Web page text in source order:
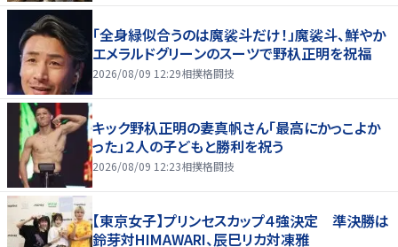
「全身緑似合うのは魔裟斗だけ！」魔裟斗、鮮やか
エメラルドグリーンのスーツで野杁正明を祝福
2026/08/09 12:29相撲格闘技
キック野杁正明の妻真帆さん「最高にかっこよか
った」２人の子どもと勝利を祝う
2026/08/09 12:23相撲格闘技
【東京女子】プリンセスカップ４強決定 準決勝は
鈴芽対HIMAWARI、辰巳リカ対凍雅